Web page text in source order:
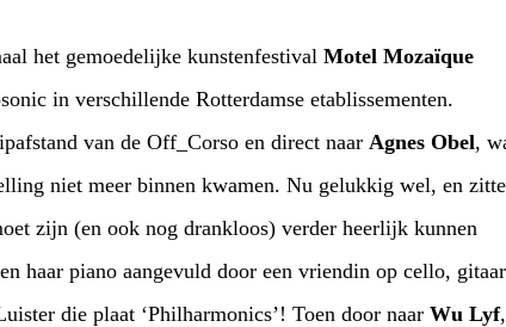
het gemoedelijke kunstenfestival Motel Mozaïque
op kruipafstand van de Off_Corso en direct naar Agnes Obel, waar
gelukkig wel, en zittend
gitaar en
tweede stem, wat de muziek zeer ten goede kwam. Luister die plaat ‘Philharmonics’! Toen door naar Wu Lyf,